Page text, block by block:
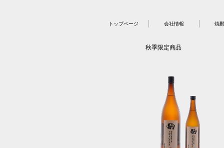
トップページ 会社情報 焼
秋季限定商品